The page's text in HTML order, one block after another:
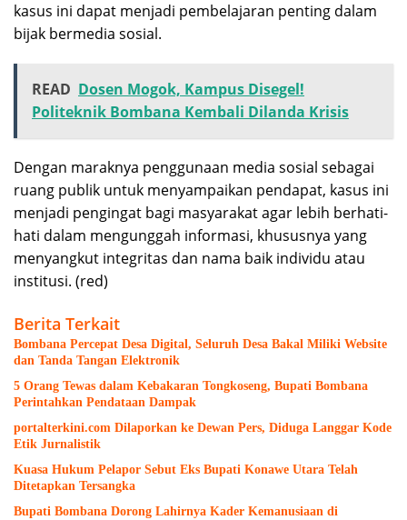
kasus ini dapat menjadi pembelajaran penting dalam
bijak bermedia sosial.
READ Dosen Mogok, Kampus Disegel!
Politeknik Bombana Kembali Dilanda Krisis
Dengan maraknya penggunaan media sosial sebagai
ruang publik untuk menyampaikan pendapat, kasus ini
menjadi pengingat bagi masyarakat agar lebih berhati-
hati dalam mengunggah informasi, khususnya yang
menyangkut integritas dan nama baik individu atau
institusi. (red)
Berita Terkait
Bombana Percepat Desa Digital, Seluruh Desa Bakal Miliki Website
dan Tanda Tangan Elektronik
5 Orang Tewas dalam Kebakaran Tongkoseng, Bupati Bombana
Perintahkan Pendataan Dampak
portalterkini.com Dilaporkan ke Dewan Pers, Diduga Langgar Kode
Etik Jurnalistik
Kuasa Hukum Pelapor Sebut Eks Bupati Konawe Utara Telah
Ditetapkan Tersangka
Bupati Bombana Dorong Lahirnya Kader Kemanusiaan di